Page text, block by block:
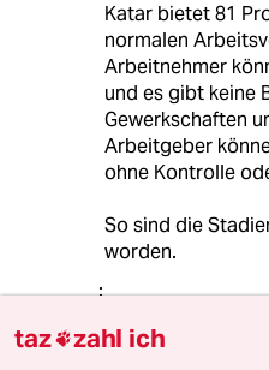
Katar bietet 81
normalen
Arbeitnehmer
und es gibt keine
Gewerkschaften
Arbeitgeber
ohne Kontrolle
So sind die
worden.
taz zahl ich